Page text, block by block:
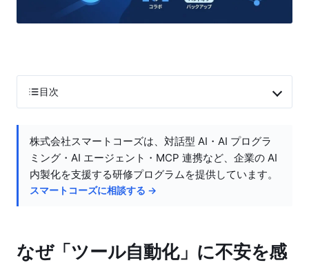
目次
株式会社スマートコーズは、対話型 AI・AI プログラ
ミング・AI エージェント・MCP 連携など、企業の AI
内製化を支援する研修プログラムを提供しています。
スマートコーズに相談する →
なぜ「ツール自動化」に不安を感